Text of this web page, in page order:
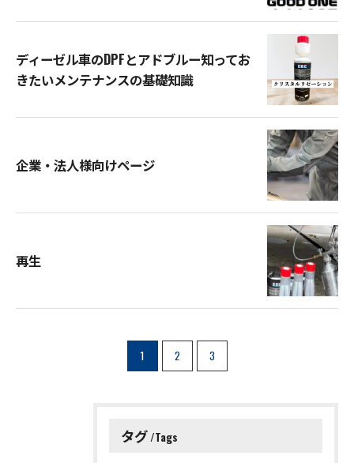
ディーゼル車のDPFとアドブルー知ってお
きたいメンテナンスの基礎知識
企業・法人様向けページ
再生
1 2 3
タグ Tags